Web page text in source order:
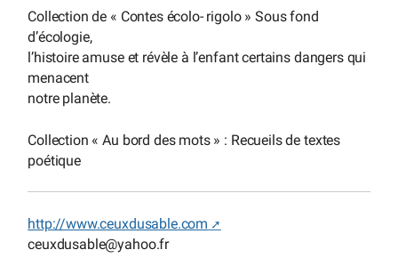
Collection de « Contes écolo- rigolo » Sous fond
d’écologie,
l’histoire amuse et révèle à l’enfant certains dangers qui
menacent
notre planète.
Collection « Au bord des mots » : Recueils de textes
poétique
http://www.ceuxdusable.com
ceuxdusable@yahoo.fr